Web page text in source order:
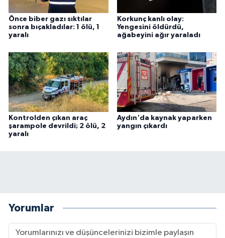
Önce biber gazı sıktılar
sonra bıçakladılar: 1 ölü, 1
yaralı
Korkunç kanlı olay:
Yengesini öldürdü,
ağabeyini ağır yaraladı
Kontrolden çıkan araç
şarampole devrildi; 2 ölü, 2
yaralı
Aydın'da kaynak yaparken
yangın çıkardı
Yorumlar